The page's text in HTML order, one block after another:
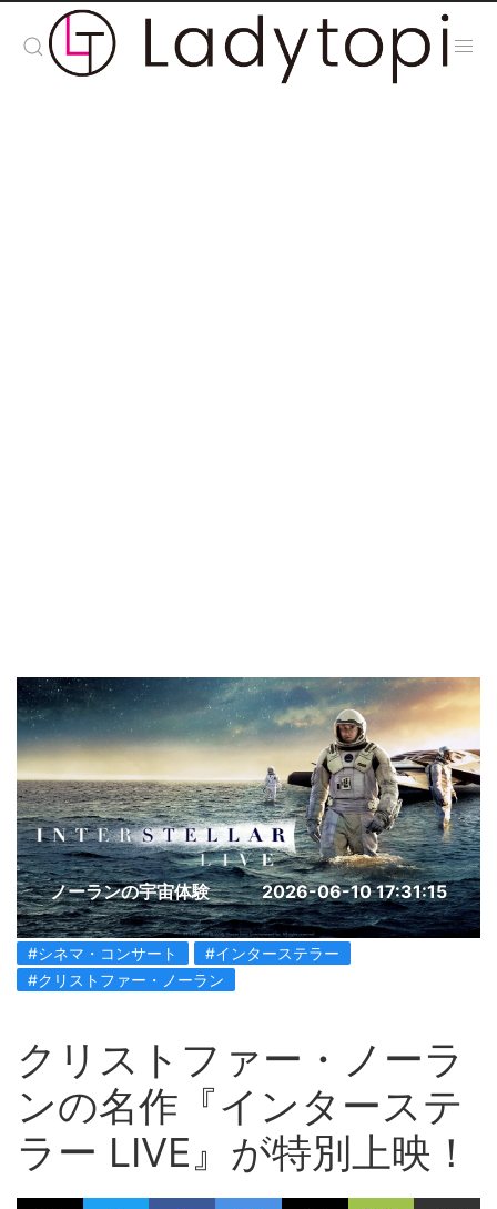
ノーランの宇宙体験 2026-06-10 17:31:15
#シネマ・コンサート
#インターステラー
#クリストファー・ノーラン
クリストファー・ノーラ
ンの名作『インターステ
ラー LIVE』が特別上映！